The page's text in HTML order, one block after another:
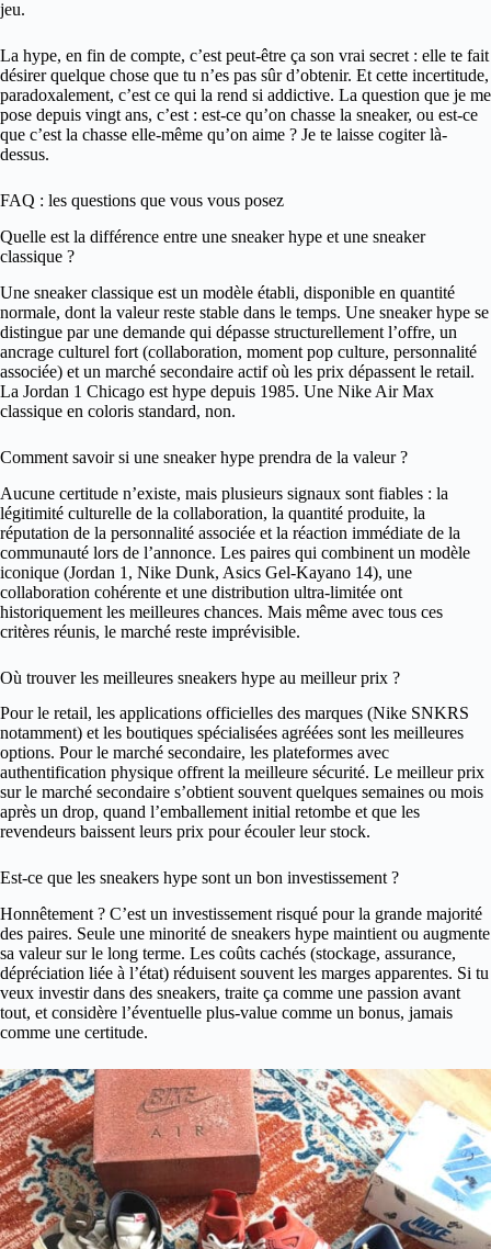
jeu.
La hype, en fin de compte, c’est peut-être ça son vrai secret : elle te fait
désirer quelque chose que tu n’es pas sûr d’obtenir. Et cette incertitude,
paradoxalement, c’est ce qui la rend si addictive. La question que je me
pose depuis vingt ans, c’est : est-ce qu’on chasse la sneaker, ou est-ce
que c’est la chasse elle-même qu’on aime ? Je te laisse cogiter là-
dessus.
FAQ : les questions que vous vous posez
Quelle est la différence entre une sneaker hype et une sneaker
classique ?
Une sneaker classique est un modèle établi, disponible en quantité
normale, dont la valeur reste stable dans le temps. Une sneaker hype se
distingue par une demande qui dépasse structurellement l’offre, un
ancrage culturel fort (collaboration, moment pop culture, personnalité
associée) et un marché secondaire actif où les prix dépassent le retail.
La Jordan 1 Chicago est hype depuis 1985. Une Nike Air Max
classique en coloris standard, non.
Comment savoir si une sneaker hype prendra de la valeur ?
Aucune certitude n’existe, mais plusieurs signaux sont fiables : la
légitimité culturelle de la collaboration, la quantité produite, la
réputation de la personnalité associée et la réaction immédiate de la
communauté lors de l’annonce. Les paires qui combinent un modèle
iconique (Jordan 1, Nike Dunk, Asics Gel-Kayano 14), une
collaboration cohérente et une distribution ultra-limitée ont
historiquement les meilleures chances. Mais même avec tous ces
critères réunis, le marché reste imprévisible.
Où trouver les meilleures sneakers hype au meilleur prix ?
Pour le retail, les applications officielles des marques (Nike SNKRS
notamment) et les boutiques spécialisées agréées sont les meilleures
options. Pour le marché secondaire, les plateformes avec
authentification physique offrent la meilleure sécurité. Le meilleur prix
sur le marché secondaire s’obtient souvent quelques semaines ou mois
après un drop, quand l’emballement initial retombe et que les
revendeurs baissent leurs prix pour écouler leur stock.
Est-ce que les sneakers hype sont un bon investissement ?
Honnêtement ? C’est un investissement risqué pour la grande majorité
des paires. Seule une minorité de sneakers hype maintient ou augmente
sa valeur sur le long terme. Les coûts cachés (stockage, assurance,
dépréciation liée à l’état) réduisent souvent les marges apparentes. Si tu
veux investir dans des sneakers, traite ça comme une passion avant
tout, et considère l’éventuelle plus-value comme un bonus, jamais
comme une certitude.